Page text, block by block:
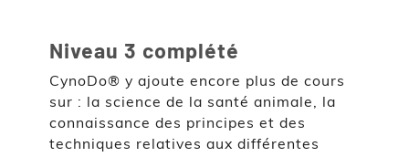
Niveau 3 complété
CynoDo® y ajoute encore plus de cours
sur : la science de la santé animale, la
connaissance des principes et des
techniques relatives aux différentes